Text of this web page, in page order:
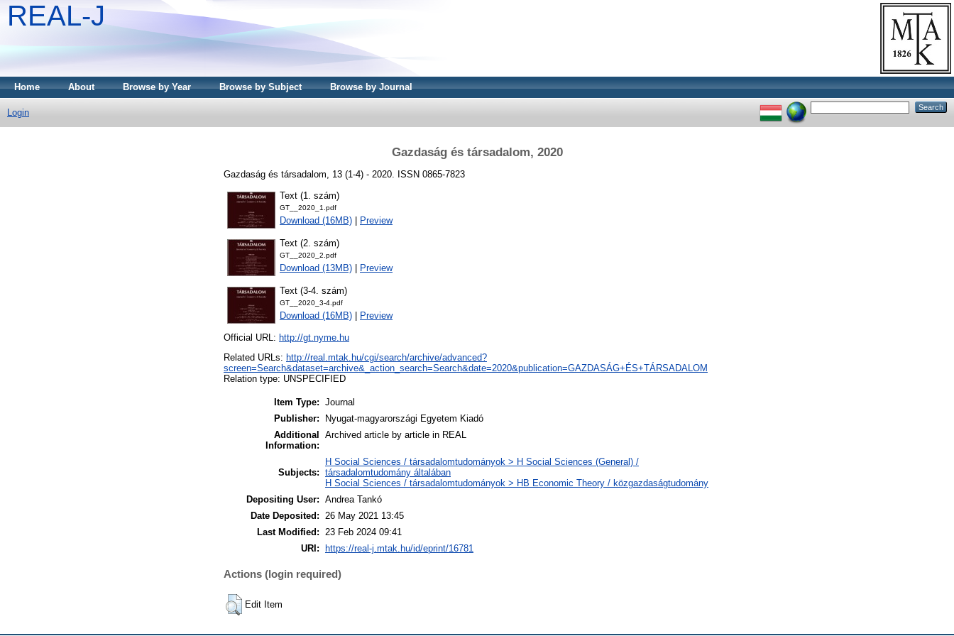
REAL-J
Home About Browse by Year Browse by Subject Browse by Journal
Login
Gazdaság és társadalom, 2020
Gazdaság és társadalom, 13 (1-4) - 2020. ISSN 0865-7823
Text (1. szám)
GT__2020_1.pdf
Download (16MB) Preview
Text (2. szám)
GT__2020_2.pdf
Download (13MB) Preview
Text (3-4. szám)
GT__2020_3-4.pdf
Download (16MB) Preview
Official URL: http://gt.nyme.hu
Related URLs: http://real.mtak.hu/cgi/search/archive/advanced?
screen=Search&dataset=archive&_action_search=Search&date=2020&publication=GAZDASÁG+ÉS+TÁRSADALOM
Relation type: UNSPECIFIED
Item Type: Journal
Publisher:
Nyugat-magyarországi Egyetem Kiadó
Additional
Information:
Archived article by article in REAL
Subjects:
H Social Sciences / társadalomtudományok > H Social Sciences (General) /
társadalomtudomány általában
H Social Sciences / társadalomtudományok > HB Economic Theory / közgazdaságtudomány
Depositing User: Andrea Tankó
Date Deposited:
26 May 2021 13:45
Last Modified:
23 Feb 2024 09:41
URI:
https://real-j.mtak.hu/id/eprint/16781
Actions (login required)
Edit Item